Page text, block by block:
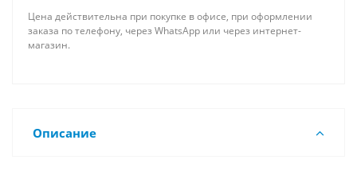
Цена действительна при покупке в офисе, при оформлении
заказа по телефону, через WhatsApp или через интернет-
магазин.
Описание